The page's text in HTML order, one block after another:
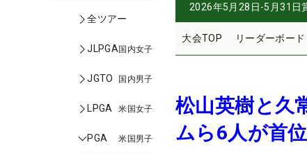
全ツアー
JLPGA国内女子
JGTO 国内男子
LPGA 米国女子
PGA 米国男子
2026年5月28日-5月31日
大会TOP リーダーボード
松山英樹と久
ムら6人が首位